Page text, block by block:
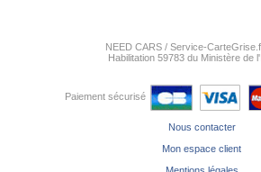
NEED CARS / Service-
Habilitation 59783 du Ministère de
Paiement sécurisé
Nous contacter
Mon espace client